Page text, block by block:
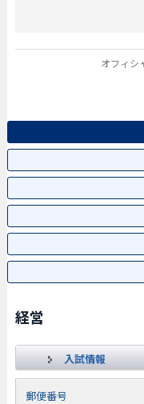
オフィシ
経営
入試情報
郵便番号